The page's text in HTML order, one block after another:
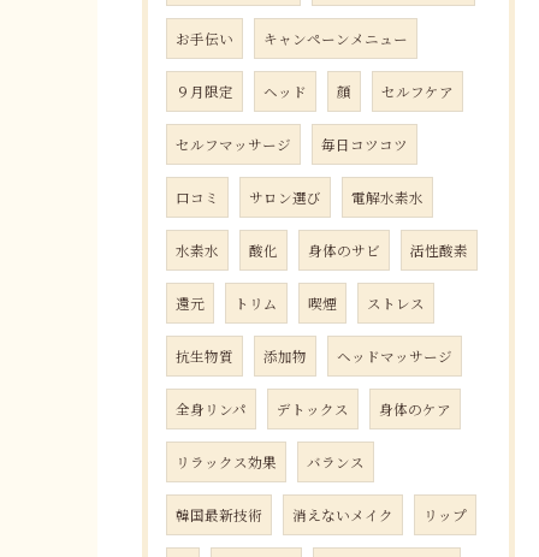
お手伝い キャンペーンメニュー
９月限定 ヘッド 顔 セルフケア
セルフマッサージ 毎日コツコツ
口コミ サロン選び 電解水素水
水素水 酸化 身体のサビ 活性酸素
還元 トリム 喫煙 ストレス
抗生物質 添加物 ヘッドマッサージ
全身リンパ デトックス 身体のケア
リラックス効果 バランス
韓国最新技術 消えないメイク リップ